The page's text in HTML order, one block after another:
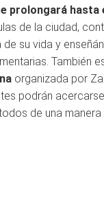
prolongará hasta
de la ciudad,
su vida y
También
organizada por
podrán
de una manera